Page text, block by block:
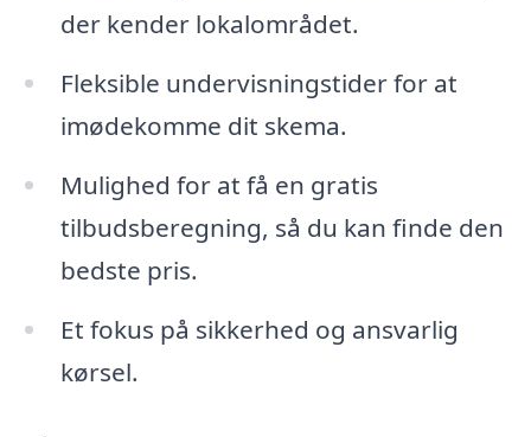
der kender lokalområdet.
Fleksible undervisningstider for at
imødekomme dit skema.
Mulighed for at få en gratis
tilbudsberegning, så du kan finde den
bedste pris.
Et fokus på sikkerhed og ansvarlig
kørsel.